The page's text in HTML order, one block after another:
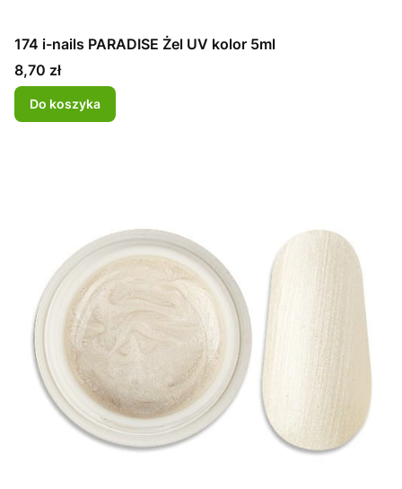
174 i-nails PARADISE Żel UV kolor 5ml
Cena
8,70 zł
Do koszyka